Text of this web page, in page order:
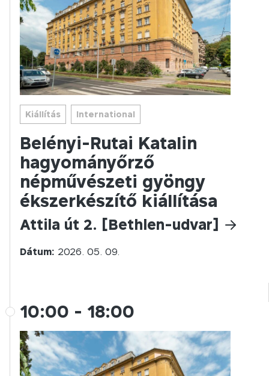
Kiállítás International
Belényi-Rutai Katalin
hagyományőrző
népművészeti gyöngy
ékszerkészítő kiállítása
Attila út 2. [Bethlen-udvar]
Dátum: 2026. 05. 09.
10:00 - 18:00